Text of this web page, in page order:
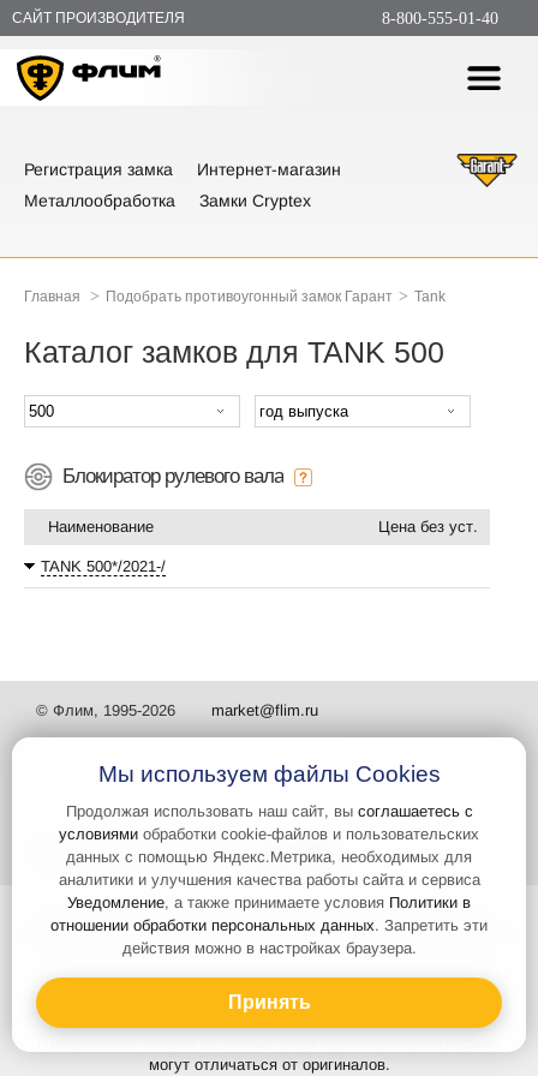
САЙТ ПРОИЗВОДИТЕЛЯ 8-800-555-01-40
Регистрация замка
Интернет-магазин
Металлообработка
Замки Cryptex
Главная > Подобрать противоугонный замок Гарант > Tank
Каталог замков для TANK 500
Блокиратор рулевого вала
Наименование Цена без уст.
TANK 500*/2021-/
© Флим, 1995-2026 market@flim.ru
Задать вопрос Контакты
Интернет-сайт носит информационный характер и не является
публичной офертой, которая определяется положениями статьи 437
Гражданского кодекса РФ. Информация о характеристиках и
стоимости товаров, указанных на сайте, условия доставки может
быть изменена в одностороннем порядке. Информация по ценам,
может отличаться от фактической, к моменту оформления заказа.
могут отличаться от оригиналов.
Мы используем файлы Cookies
Продолжая использовать наш сайт, вы соглашаетесь с
условиями обработки cookie-файлов и пользовательских
данных с помощью Яндекс.Метрика, необходимых для
аналитики и улучшения качества работы сайта и сервиса
Уведомление, а также принимаете условия Политики в
отношении обработки персональных данных. Запретить эти
действия можно в настройках браузера.
Принять